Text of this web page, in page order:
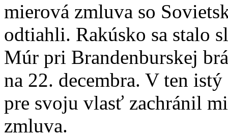
mierová zmluva so
odtiahli. Rakúsko sa stalo
Múr pri Brandenburskej
na 22. decembra. V ten
pre svoju vlasť zachránil
zmluva.